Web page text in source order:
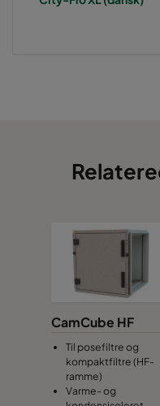
CamCube HF
Til posefiltre og
kompaktfiltre (HF-
ramme)
Varme- og